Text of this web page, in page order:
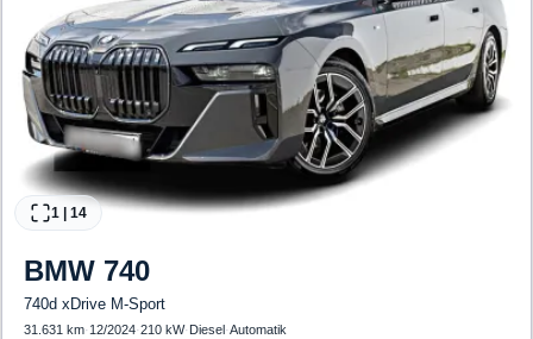
1 14
BMW 740
740d xDrive M-Sport
31.631 km· 12/2024·210 kW· Diesel·Automatik